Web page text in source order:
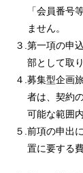
「会員番号
ません。
３.第一項の申
部として取
４.募集型企画
者は、契約
可能な範囲
５.前項の申出
置に要する